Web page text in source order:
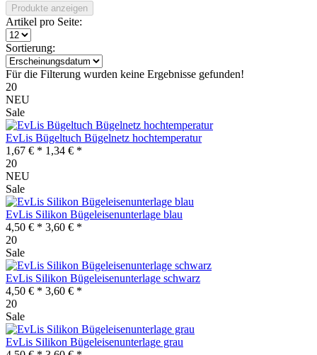
Produkte anzeigen
Artikel pro Seite:
Sortierung:
Für die Filterung wurden keine Ergebnisse gefunden!
20
NEU
Sale
EvLis Bügeltuch Bügelnetz hochtemperatur
1,67 € * 1,34 € *
20
NEU
Sale
EvLis Silikon Bügeleisenunterlage blau
4,50 € * 3,60 € *
20
Sale
EvLis Silikon Bügeleisenunterlage schwarz
4,50 € * 3,60 € *
20
Sale
EvLis Silikon Bügeleisenunterlage grau